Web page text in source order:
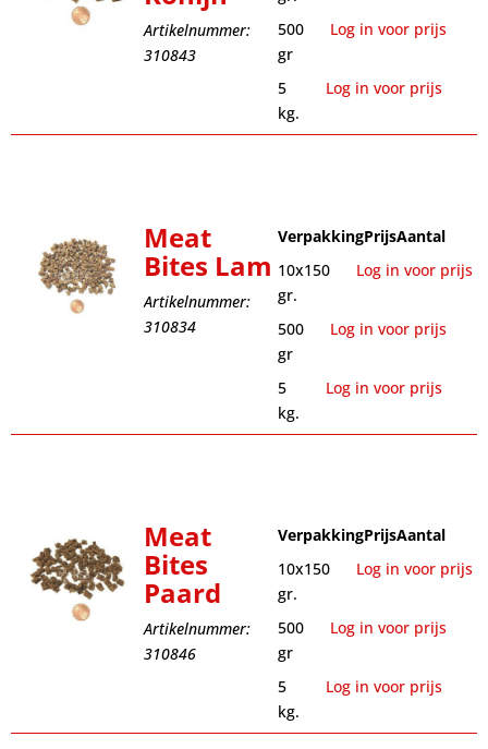
Artikelnummer:
310843
500
gr
Log in voor prijs
5
kg.
Log in voor prijs
Meat
Bites Lam
Artikelnummer:
310834
VerpakkingPrijsAantal
10x150
gr.
Log in voor prijs
500
gr
Log in voor prijs
5
kg.
Log in voor prijs
Meat
Bites
Paard
Artikelnummer:
310846
VerpakkingPrijsAantal
10x150
gr.
Log in voor prijs
500
gr
Log in voor prijs
5
kg.
Log in voor prijs